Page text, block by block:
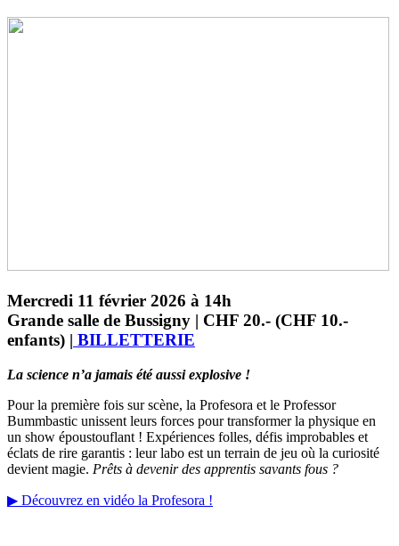
Mercredi 11 février 2026 à 14h
Grande salle de Bussigny | CHF 20.- (CHF 10.-
enfants) | BILLETTERIE
La science n’a jamais été aussi explosive !
Pour la première fois sur scène, la Profesora et le Professor
Bummbastic unissent leurs forces pour transformer la physique en
un show époustouflant ! Expériences folles, défis improbables et
éclats de rire garantis : leur labo est un terrain de jeu où la curiosité
devient magie. Prêts à devenir des apprentis savants fous ?
▶ Découvrez en vidéo la Profesora !